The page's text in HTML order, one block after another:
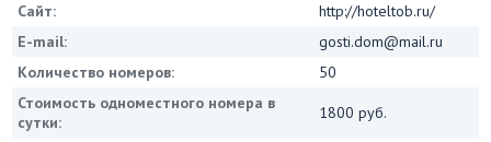
Сайт:
http://hoteltob.ru/
E-mail:
gosti.dom@mail.ru
Количество номеров:
50
Стоимость одноместного номера в
сутки:
1800 руб.